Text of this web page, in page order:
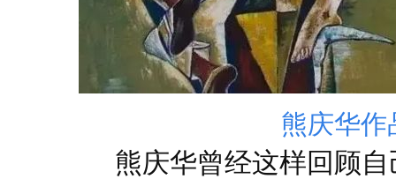
熊庆华作
熊庆华曾经这样回顾